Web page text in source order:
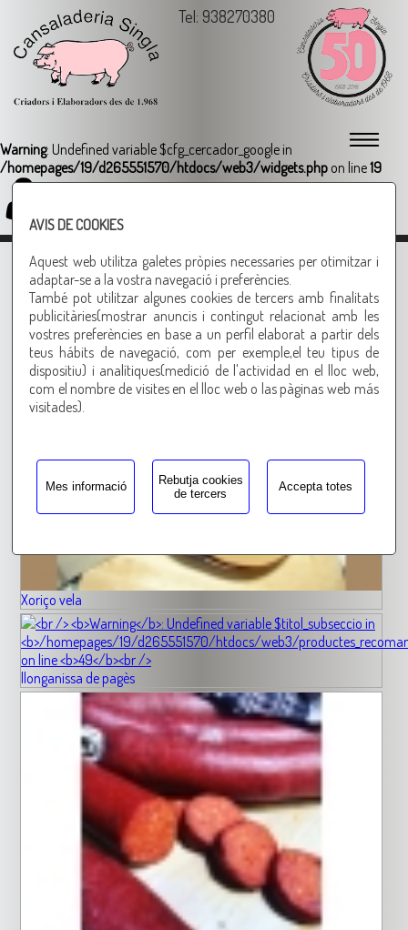
AVIS DE COOKIES
Aquest web utilitza galetes pròpies necessaries per otimitzar i
adaptar-se a la vostra navegació i preferències.
També pot utilitzar algunes cookies de tercers amb finalitats
publicitàries(mostrar anuncis i contingut relacionat amb les
vostres preferències en base a un perfil elaborat a partir dels
teus hábits de navegació, com per exemple,el teu tipus de
dispositiu) i analítiques(medició de l'actividad en el lloc web,
com el nombre de visites en el lloc web o las pàginas web más
visitades).
Mes informació
Rebutja cookies
de tercers
Accepta totes
Tel: 938270380
Warning: Undefined variable $cfg_cercador_google in
/homepages/19/d265551570/htdocs/web3/widgets.php on line19
Login
Xoriço de pagès
Un xoriço pels amants del
xoriço
Altres productes recomanats
Xoriço vela
llonganissa de pagès